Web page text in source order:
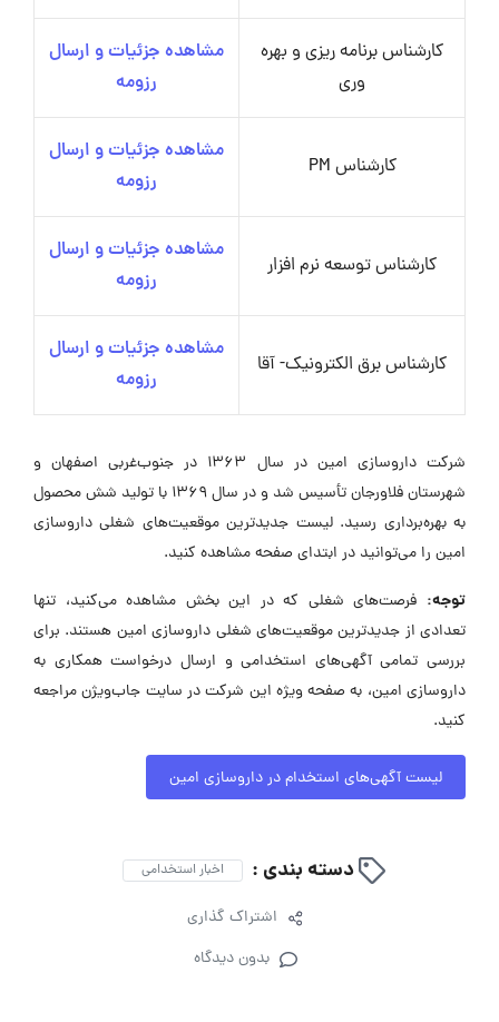
کارشناس برنامه ریزی و بهره
وری
مشاهده جزئیات و ارسال
رزومه
کارشناس PM
مشاهده جزئیات و ارسال
رزومه
کارشناس توسعه نرم افزار
مشاهده جزئیات و ارسال
رزومه
کارشناس برق الکترونیک- آقا
مشاهده جزئیات و ارسال
رزومه
شرکت داروسازی امین در سال ۱۳۶۳ در جنوب‌غربی اصفهان و
شهرستان فلاورجان تأسیس شد و در سال ۱۳۶۹ با تولید شش محصول
به بهره‌برداری رسید. لیست جدیدترین موقعیت‌های شغلی داروسازی
امین را می‌توانید در ابتدای صفحه مشاهده کنید.
توجه: فرصت‌های شغلی که در این بخش مشاهده می‌کنید، تنها
تعدادی از جدیدترین موقعیت‌های شغلی داروسازی امین هستند. برای
بررسی تمامی آگهی‌های استخدامی و ارسال درخواست همکاری به
داروسازی امین، به صفحه ویژه این شرکت در سایت جاب‌ویژن مراجعه
کنید.
لیست آگهی‌های استخدام در داروسازی امین
دسته بندی : اخبار استخدامی
اشتراک گذاری
بدون دیدگاه